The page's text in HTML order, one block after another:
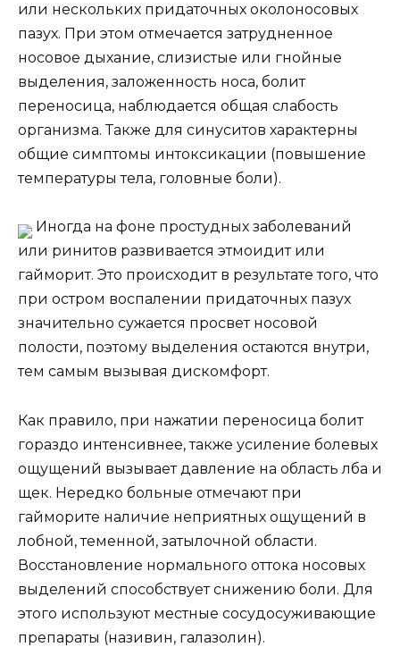
или нескольких придаточных околоносовых
пазух. При этом отмечается затрудненное
носовое дыхание, слизистые или гнойные
выделения, заложенность носа, болит
переносица, наблюдается общая слабость
организма. Также для синуситов характерны
общие симптомы интоксикации (повышение
температуры тела, головные боли).
Иногда на фоне простудных заболеваний
или ринитов развивается этмоидит или
гайморит. Это происходит в результате того, что
при остром воспалении придаточных пазух
значительно сужается просвет носовой
полости, поэтому выделения остаются внутри,
тем самым вызывая дискомфорт.
Как правило, при нажатии переносица болит
гораздо интенсивнее, также усиление болевых
ощущений вызывает давление на область лба и
щек. Нередко больные отмечают при
гайморите наличие неприятных ощущений в
лобной, теменной, затылочной области.
Восстановление нормального оттока носовых
выделений способствует снижению боли. Для
этого используют местные сосудосуживающие
препараты (називин, галазолин).